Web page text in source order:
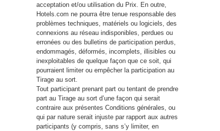
acceptation et/ou utilisation du Prix. En outre,
Hotels.com ne pourra être tenue responsable des
problèmes techniques, matériels ou logiciels, des
connexions au réseau indisponibles, perdues ou
erronées ou des bulletins de participation perdus,
endommagés, déformés, incomplets, illisibles ou
inexploitables de quelque façon que ce soit, qui
pourraient limiter ou empêcher la participation au
Tirage au sort.
Tout participant prenant part ou tentant de prendre
part au Tirage au sort d’une façon qui serait
contraire aux présentes Conditions générales, ou
qui par nature serait injuste par rapport aux autres
participants (y compris, sans s’y limiter, en